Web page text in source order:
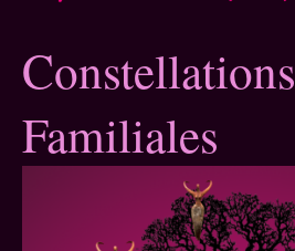
Constellations
Familiales